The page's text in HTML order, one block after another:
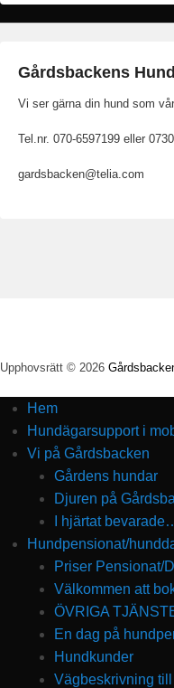
Gårdsbackens
Vi ser gärna din hund som
Tel.nr. 070-6597199 eller
gardsbacken@telia.com
Upphovsrätt © 2026
Hem
Hundägarsupport i
Vi på Gårdsbacken
Gårdens hundar
Djuren på
I hjärtat
Hundpensionat/
Priser Pensionat/
Välkommen att
ÖVRIGA
En dag på
Hundkunder
Vägbeskrivning